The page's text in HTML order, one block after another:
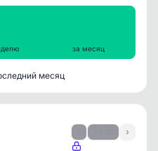
за месяц
месяц
›